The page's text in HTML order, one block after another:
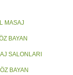
MASAJ
BAYAN
SALONLARI
BAYAN